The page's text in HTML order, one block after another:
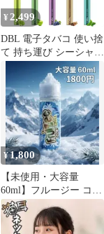
¥ 2,499
DBL 電子タバコ 使い捨
て 持ち運び シーシャ
ベイプ 任意5風味 5本入
り 大容量 VAPE 禁煙パ
イポ 爆煙 水蒸気タバコ
¥1,800
【未使用・大容量
60ml】フルージー コー
ラアップル VAPEリキ
ッド